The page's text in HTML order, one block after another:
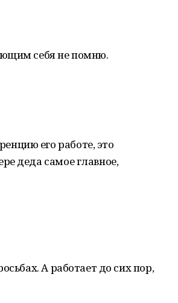
себя не помню.
его работе, это
деда самое главное,
А работает до сих пор,